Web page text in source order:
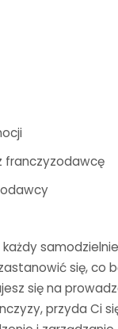
franczyzodawcę
się, co
się na
przyda Ci